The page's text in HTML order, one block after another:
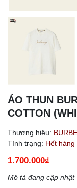
ÁO THUN
COTTON
Thương hiệu:
Tình trạng: Hết hàng
1.700.000₫
Mô tả đang cập nhật